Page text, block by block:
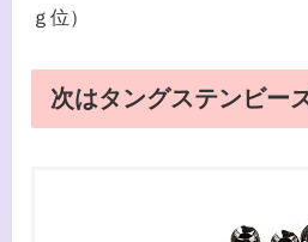
ｇ位）
次はタングステンビーズ